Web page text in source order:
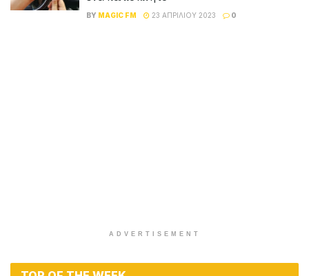
BY MAGIC FM 23 ΑΠΡΙΛΊΟΥ 2023 0
ADVERTISEMENT